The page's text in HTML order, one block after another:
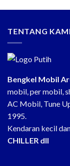
TENTANG KAMI
Bengkel Mobil
mobil, per mobil,
AC Mobil, Tune
1995.
Kendaran kecil
CHILLER dll